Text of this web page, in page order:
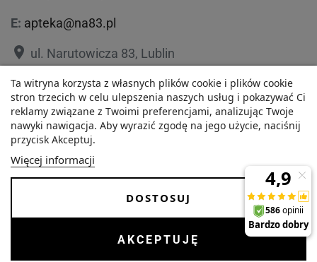
19,24 zł
Najniższa cena w ciągu
ostatnich 30 dni :
19,24 zł
- +
POWIADOM MNIE KIEDY BĘDZIE DOSTĘPNY
E: apteka@na83.pl
place ul. Narutowicza 83, Lublin
placeul. 1 Maja 36, Lublin
Ta witryna korzysta z własnych plików cookie i plików cookie
stron trzecich w celu ulepszenia naszych usług i pokazywać Ci
reklamy związane z Twoimi preferencjami, analizując Twoje
nawyki nawigacja. Aby wyrazić zgodę na jego użycie, naciśnij
przycisk Akceptuj.
Więcej informacji
DOSTOSUJ
AKCEPTUJĘ
O nas Zezwolenie
FAQ
Copyrights © 2026 Internetowa Apteka Na83. Wszystkie prawa